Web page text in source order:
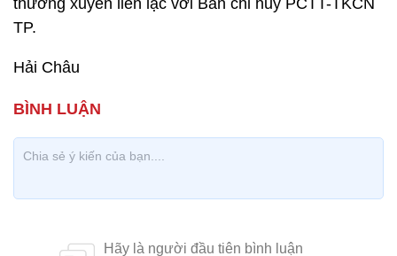
thường xuyên liên lạc với Ban chỉ huy PCTT-TKCN
TP.
Hải Châu